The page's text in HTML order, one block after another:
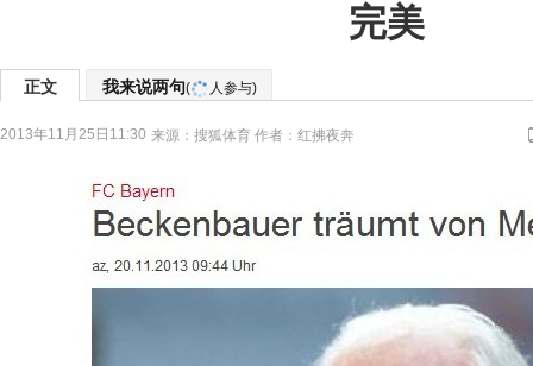
完美
正文 我来说两句( 人参与)
2013年11月25日11:30 来源： 搜狐体育 作者：红拂夜奔